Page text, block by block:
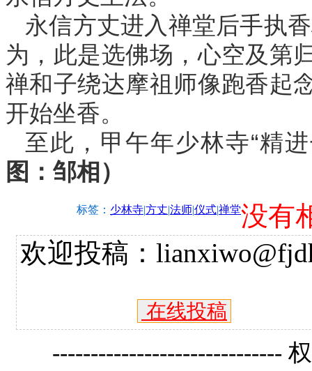
永信方丈进入禅堂后手执
为，此是选佛场，心空及第
禅和子绕达摩祖师像跑香起
开始坐香。
至此，甲午年少林寺“精
图：邹相）
标签： 少林寺|方丈|法师|仪式|禅堂没有
欢迎投稿：
在线投稿
------------------------------